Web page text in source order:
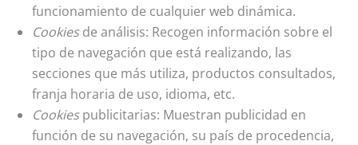
funcionamiento de cualquier web dinámica.
Cookiesde análisis: Recogen información sobre el
tipo de navegación que está realizando, las
secciones que más utiliza, productos consultados,
franja horaria de uso, idioma, etc.
Cookiespublicitarias: Muestran publicidad en
función de su navegación, su país de procedencia,